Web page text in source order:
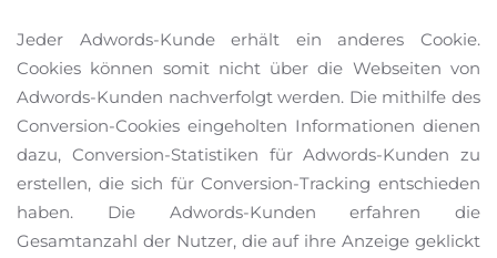
Jeder Adwords-Kunde erhält ein anderes Cookie.
Cookies können somit nicht über die Webseiten von
Adwords-Kunden nachverfolgt werden. Die mithilfe des
Conversion-Cookies eingeholten Informationen dienen
dazu, Conversion-Statistiken für Adwords-Kunden zu
erstellen, die sich für Conversion-Tracking entschieden
haben. Die Adwords-Kunden erfahren die
Gesamtanzahl der Nutzer, die auf ihre Anzeige geklickt